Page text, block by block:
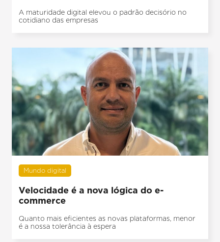
A maturidade digital elevou o padrão decisório no
cotidiano das empresas
Mundo digital
Velocidade é a nova lógica do e-
commerce
Quanto mais eficientes as novas plataformas, menor
é a nossa tolerância à espera